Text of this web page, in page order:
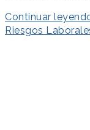
Continuar
Riesgos